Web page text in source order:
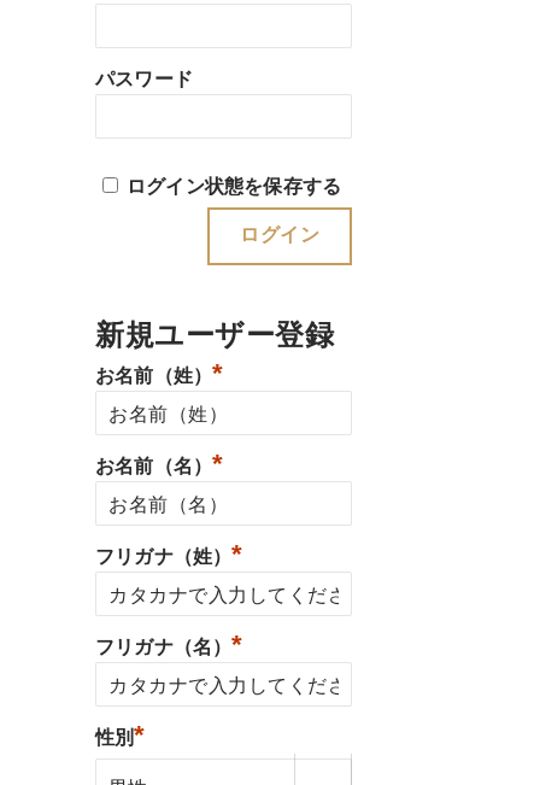
パスワード
ログイン状態を保存する
新規ユーザー登録
お名前（姓）*
お名前（名）*
フリガナ（姓）*
フリガナ（名）*
性別*